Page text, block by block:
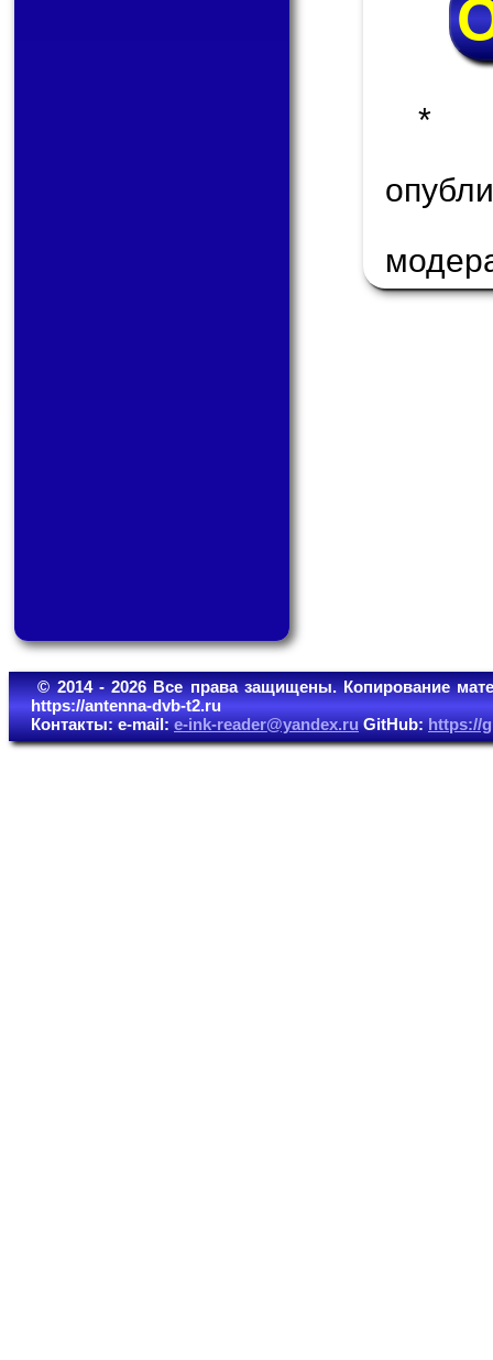
*
© 2014 - 2026 Все права защищены. Копирование
https://antenna-dvb-t2.ru
Контакты: e-mail:e-ink-reader@yandex.ruGitHub:https://